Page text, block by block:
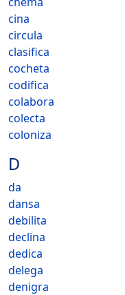
cina
circula
clasifica
cocheta
codifica
colabora
colecta
coloniza
D
da
dansa
debilita
declina
dedica
delega
denigra